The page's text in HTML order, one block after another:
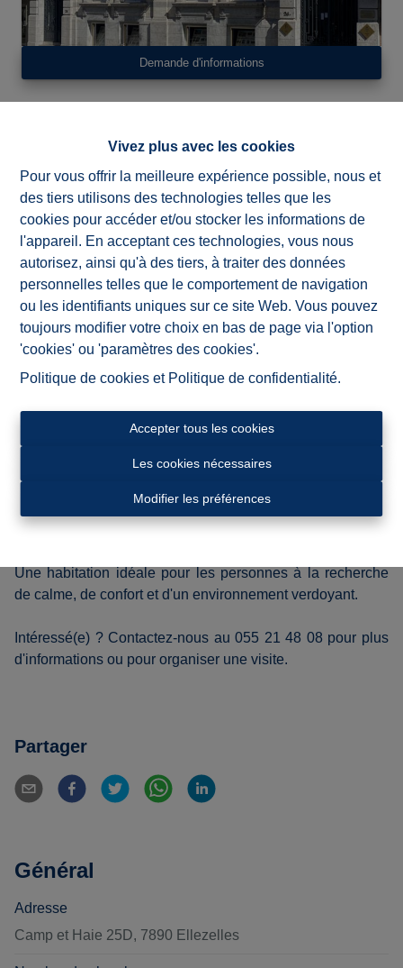
Vivez plus avec les cookies
Pour vous offrir la meilleure expérience possible, nous et
des tiers utilisons des technologies telles que les
cookies pour accéder et/ou stocker les informations de
l'appareil. En acceptant ces technologies, vous nous
autorisez, ainsi qu'à des tiers, à traiter des données
personnelles telles que le comportement de navigation
ou les identifiants uniques sur ce site Web. Vous pouvez
toujours modifier votre choix en bas de page via l'option
'cookies' ou 'paramètres des cookies'.
Politique de cookies et Politique de confidentialité.
Accepter tous les cookies
Les cookies nécessaires
Modifier les préférences
Demande d'informations
1 118 m² 2
Située dans un environnement calme et rural, avec une
vue magnifique sur la nature environnante, cette maison
neuve offre tout le confort moderne. Grâce à sa conception
écoénergétique, ses panneaux photovoltaïques, son
chauffage par le sol et son système de récupération des
eaux de pluie, elle garantit un cadre de vie à la fois
durable et confortable.
La maison comprend un hall d'entrée avec WC séparé, un
chambres ainsi qu'une salle de bains avec douche à
l'italienne, baignoire, double lavabo et WC.
À l'extérieur, vous profiterez d'une terrasse, d'un jardin
entièrement clôturé, d'un carport ainsi que de places de
stationnement sur l'allée privative.
Une habitation idéale pour les personnes à la recherche
de calme, de confort et d'un environnement verdoyant.
Intéressé(e) ? Contactez-nous au 055 21 48 08 pour plus
d'informations ou pour organiser une visite.
Partager
Général
Adresse
Camp et Haie 25D, 7890 Ellezelles